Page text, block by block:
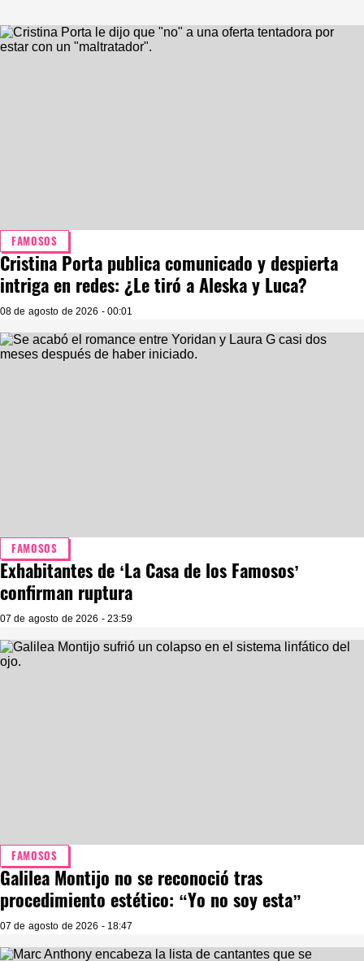
FAMOSOS
Cristina Porta publica comunicado y despierta
intriga en redes: ¿Le tiró a Aleska y Luca?
FAMOSOS
Exhabitantes de ‘La Casa de los Famosos’
confirman ruptura
FAMOSOS
Galilea Montijo no se reconoció tras
procedimiento estético: “Yo no soy esta”